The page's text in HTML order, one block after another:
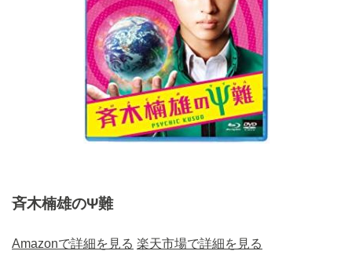
斉木楠雄のΨ難
Amazonで詳細を見る 楽天市場で詳細を見る